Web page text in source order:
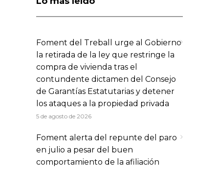
Foment del Treball urge al Gobierno
la retirada de la ley que restringe la
compra de vivienda tras el
contundente dictamen del Consejo
de Garantías Estatutarias y detener
los ataques a la propiedad privada
5 de agosto de 2026
Foment alerta del repunte del paro
en julio a pesar del buen
comportamiento de la afiliación